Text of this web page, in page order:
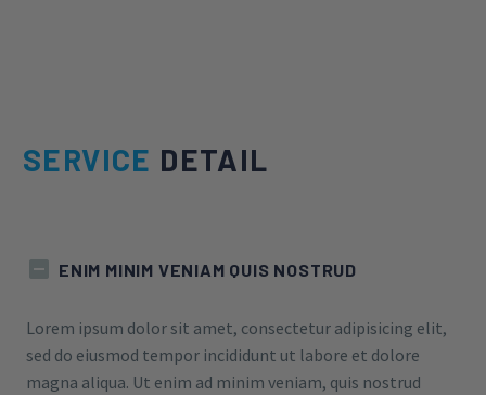
SERVICE DETAIL
ENIM MINIM VENIAM QUIS NOSTRUD
Lorem ipsum dolor sit amet, consectetur adipisicing elit,
sed do eiusmod tempor incididunt ut labore et dolore
magna aliqua. Ut enim ad minim veniam, quis nostrud